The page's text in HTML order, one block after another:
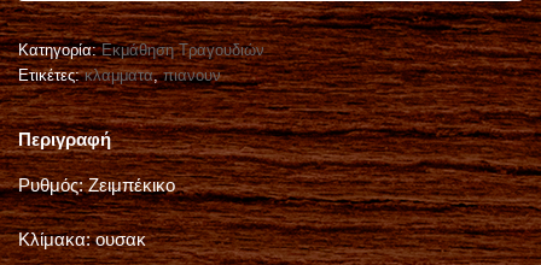
:
Πακέτα Μαθημάτων
Mp3 για εξάσκηση
Κατηγορία:Εκμάθηση Τραγουδιών
Ετικέτες:κλαμματα,πιανουν
Περιγραφή
Ρυθμός: Ζειμπέκικο
Κλίμακα: ουσακ